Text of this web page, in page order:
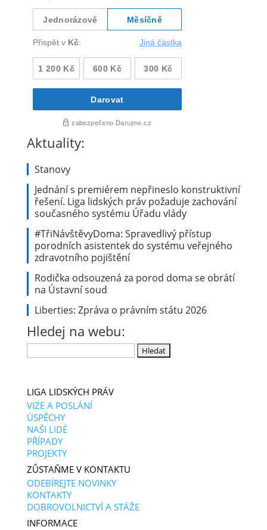
Aktuality:
Stanovy
Jednání s premiérem nepřineslo konstruktivní
řešení. Liga lidských práv požaduje zachování
současného systému Úřadu vlády
#TřiNávštěvyDoma: Spravedlivý přístup
porodních asistentek do systému veřejného
zdravotního pojištění
Rodička odsouzená za porod doma se obrátí
na Ústavní soud
Liberties: Zpráva o právním státu 2026
Hledej na webu:
Vyhledávání
LIGA LIDSKÝCH PRÁV
VIZE A POSLÁNÍ
ÚSPĚCHY
NAŠI LIDÉ
PŘÍPADY
PROJEKTY
ZŮSTAŇME V KONTAKTU
ODEBÍREJTE NOVINKY
KONTAKTY
DOBROVOLNICTVÍ A STÁŽE
INFORMACE